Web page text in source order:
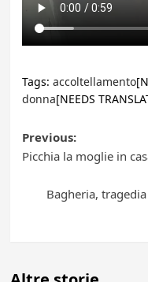
Tags: accoltellamento
donna[NEEDS
Post
navigation
Previous:
Picchia la moglie in
Bagheria,